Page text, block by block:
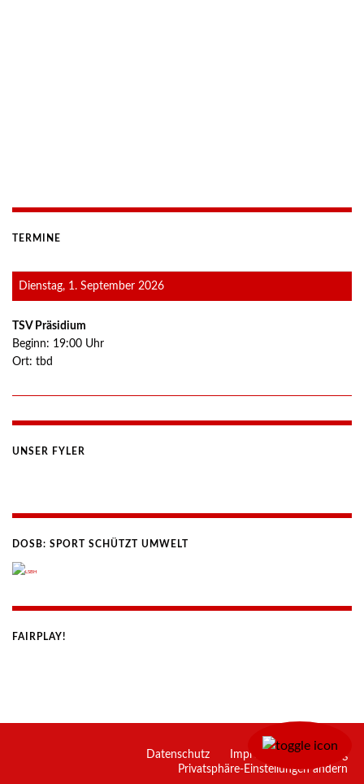
TERMINE
Dienstag, 1. September 2026
TSV Präsidium
Beginn: 19:00 Uhr
Ort: tbd
UNSER FYLER
DOSB: SPORT SCHÜTZT UMWELT
FAIRPLAY!
Datenschutz Impressum
eTraining
Privatsphäre-Einstellungen ändern